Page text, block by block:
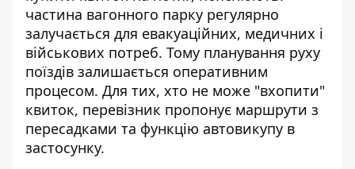
частина вагонного парку регулярно
залучається для евакуаційних, медичних і
військових потреб. Тому планування руху
поїздів залишається оперативним
процесом. Для тих, хто не може "вхопити"
квиток, перевізник пропонує маршрути з
пересадками та функцію автовикупу в
застосунку.